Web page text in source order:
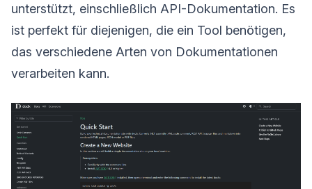
unterstützt, einschließlich API-Dokumentation. Es
ist perfekt für diejenigen, die ein Tool benötigen,
das verschiedene Arten von Dokumentationen
verarbeiten kann.